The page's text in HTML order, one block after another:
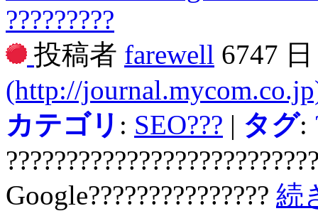
?????????
投稿者 farewell 6747
(http://
カテゴリ : SEO??? | タグ:
Google??????????????? 続